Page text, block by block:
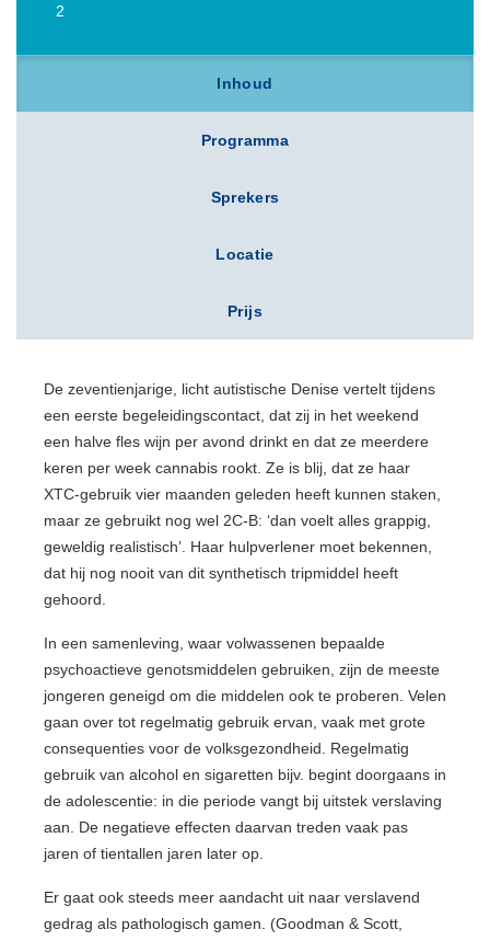
2
Inhoud
Programma
Sprekers
Locatie
Prijs
De zeventienjarige, licht autistische Denise vertelt tijdens
een eerste begeleidingscontact, dat zij in het weekend
een halve fles wijn per avond drinkt en dat ze meerdere
keren per week cannabis rookt. Ze is blij, dat ze haar
XTC-gebruik vier maanden geleden heeft kunnen staken,
maar ze gebruikt nog wel 2C-B: ‘dan voelt alles grappig,
geweldig realistisch’. Haar hulpverlener moet bekennen,
dat hij nog nooit van dit synthetisch tripmiddel heeft
gehoord.
In een samenleving, waar volwassenen bepaalde
psychoactieve genotsmiddelen gebruiken, zijn de meeste
jongeren geneigd om die middelen ook te proberen. Velen
gaan over tot regelmatig gebruik ervan, vaak met grote
consequenties voor de volksgezondheid. Regelmatig
gebruik van alcohol en sigaretten bijv. begint doorgaans in
de adolescentie: in die periode vangt bij uitstek verslaving
aan. De negatieve effecten daarvan treden vaak pas
jaren of tientallen jaren later op.
Er gaat ook steeds meer aandacht uit naar verslavend
gedrag als pathologisch gamen. (Goodman & Scott,